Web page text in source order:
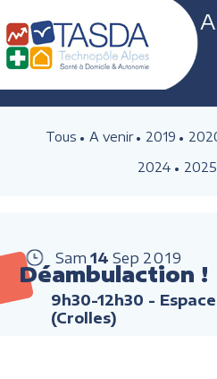
Tous A venir 2019
2024
2025
Sam 14 Sep 2019
Déambulaction !
9h30-12h30 -
(Crolles)